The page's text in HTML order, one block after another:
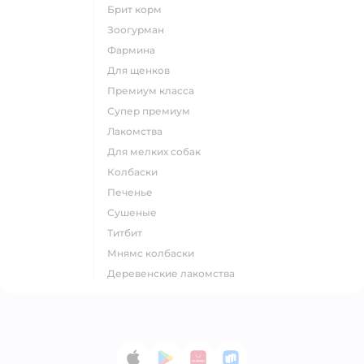
брит корм
зоогурман
фармина
для щенков
премиум класса
супер премиум
лакомства
для мелких собак
колбаски
печенье
сушеные
титбит
мнямс колбаски
деревенские лакомства